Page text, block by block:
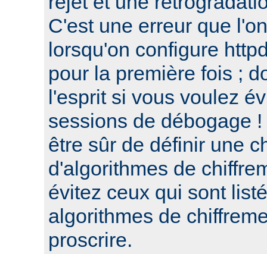
C'est une erreur que
lorsqu'on configure
pour la première fois ;
l'esprit si vous voulez
sessions de débogage
être sûr de définir une
d'algorithmes de
évitez ceux qui sont
algorithmes de
proscrire.